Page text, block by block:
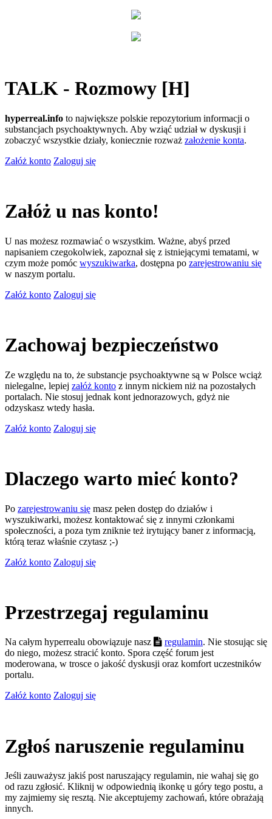
TALK - Rozmowy [H]
hyperreal.info to największe polskie repozytorium informacji o
substancjach psychoaktywnych. Aby wziąć udział w dyskusji i
zobaczyć wszystkie działy, koniecznie rozważ założenie konta.
Załóż konto Zaloguj się
Załóż u nas konto!
U nas możesz rozmawiać o wszystkim. Ważne, abyś przed
napisaniem czegokolwiek, zapoznał się z istniejącymi tematami, w
czym może pomóc wyszukiwarka, dostępna po zarejestrowaniu się
w naszym portalu.
Załóż konto Zaloguj się
Zachowaj bezpieczeństwo
Ze względu na to, że substancje psychoaktywne są w Polsce wciąż
nielegalne, lepiej załóż konto z innym nickiem niż na pozostałych
portalach. Nie stosuj jednak kont jednorazowych, gdyż nie
odzyskasz wtedy hasła.
Załóż konto Zaloguj się
Dlaczego warto mieć konto?
Po zarejestrowaniu się masz pełen dostęp do działów i
wyszukiwarki, możesz kontaktować się z innymi członkami
społeczności, a poza tym zniknie też irytujący baner z informacją,
którą teraz właśnie czytasz ;-)
Załóż konto Zaloguj się
Przestrzegaj regulaminu
Na całym hyperrealu obowiązuje nasz regulamin. Nie stosując się
do niego, możesz stracić konto. Spora część forum jest
moderowana, w trosce o jakość dyskusji oraz komfort uczestników
portalu.
Załóż konto Zaloguj się
Zgłoś naruszenie regulaminu
Jeśli zauważysz jakiś post naruszający regulamin, nie wahaj się go
od razu zgłosić. Kliknij w odpowiednią ikonkę u góry tego postu, a
my zajmiemy się resztą. Nie akceptujemy zachowań, które obrażają
innych.